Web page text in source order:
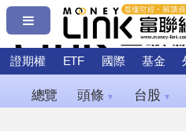
證期權 ETF 國際 基金
總覽 頭條 ▼ 台股 ▼